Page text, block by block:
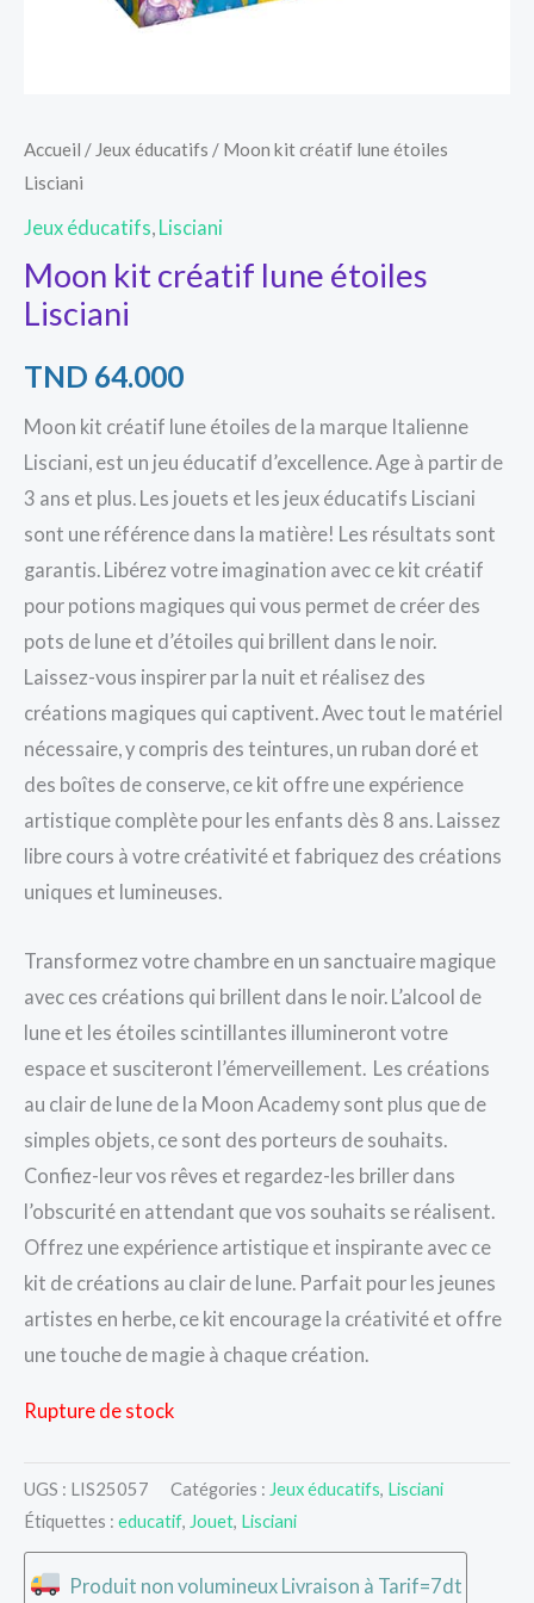
Accueil / Jeux éducatifs / Moon kit créatif lune étoiles
Lisciani
Jeux éducatifs Lisciani
Moon kit créatif lune étoiles
Lisciani
TND 64.000
Moon kit créatif lune étoiles de la marque Italienne
Lisciani, est un jeu éducatif d’excellence. Age à partir de
3 ans et plus. Les jouets et les jeux éducatifs Lisciani
sont une référence dans la matière! Les résultats sont
garantis. Libérez votre imagination avec ce kit créatif
pour potions magiques qui vous permet de créer des
pots de lune et d’étoiles qui brillent dans le noir.
Laissez-vous inspirer par la nuit et réalisez des
créations magiques qui captivent. Avec tout le matériel
nécessaire, y compris des teintures, un ruban doré et
des boîtes de conserve, ce kit offre une expérience
artistique complète pour les enfants dès 8 ans. Laissez
libre cours à votre créativité et fabriquez des créations
uniques et lumineuses.
Transformez votre chambre en un sanctuaire magique
avec ces créations qui brillent dans le noir. L’alcool de
lune et les étoiles scintillantes illumineront votre
espace et susciteront l’émerveillement. Les créations
au clair de lune de la Moon Academy sont plus que de
simples objets, ce sont des porteurs de souhaits.
Confiez-leur vos rêves et regardez-les briller dans
l’obscurité en attendant que vos souhaits se réalisent.
Offrez une expérience artistique et inspirante avec ce
kit de créations au clair de lune. Parfait pour les jeunes
artistes en herbe, ce kit encourage la créativité et offre
une touche de magie à chaque création.
Rupture de stock
UGS : LIS25057 Catégories : Jeux éducatifs, Lisciani
Étiquettes : educatif, Jouet, Lisciani
Produit non volumineux Livraison à Tarif=7dt